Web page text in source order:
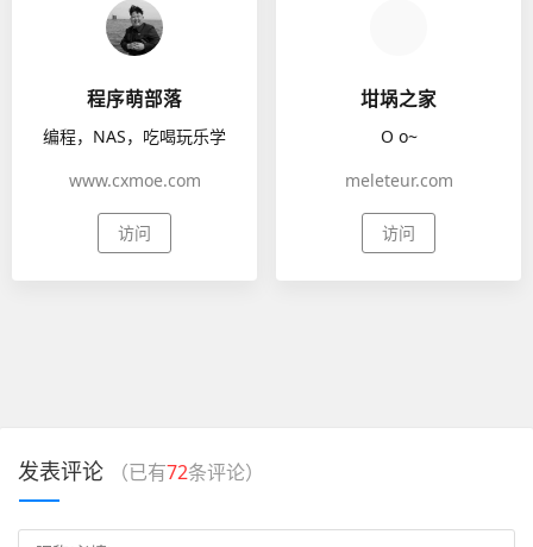
程序萌部落
编程，NAS，吃喝玩乐学
www.cxmoe.com
访问
坩埚之家
O o~
meleteur.com
访问
发表评论 （已有72条评论）